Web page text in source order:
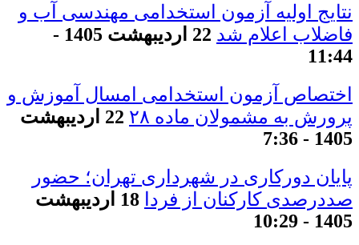
نتایج اولیه آزمون استخدامی مهندسی آب و
فاضلاب اعلام شد
22 اردیبهشت 1405 -
11:44
اختصاص آزمون استخدامی امسال آموزش و
پرورش به مشمولان ماده ۲۸
22 اردیبهشت
1405 - 7:36
پایان دورکاری در شهرداری تهران؛ حضور
صددرصدی کارکنان از فردا
18 اردیبهشت
1405 - 10:29